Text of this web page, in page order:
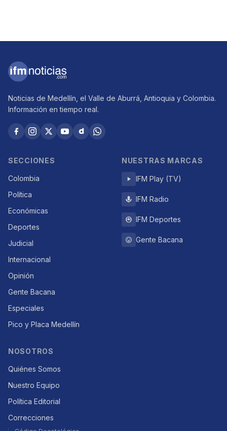
Noticias de Medellín, el Valle de Aburrá, Antioquia y Colombia.
Información en tiempo real.
SECCIONES
Colombia
Política
Económicas
Deportes
Judicial
Internacional
Opinión
Gente Bacana
Especiales
Pico y Placa Medellín
NUESTRAS MARCAS
IFM Play (TV)
IFM Radio
IFM Deportes
Gente Bacana
NOSOTROS
Quiénes Somos
Nuestro Equipo
Política Editorial
Correcciones